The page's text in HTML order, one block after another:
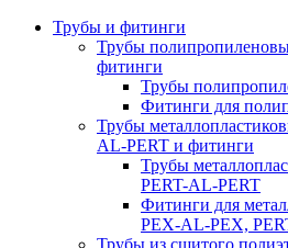
Трубы и фитинги
Трубы
фитинги
Трубы
Фитинги для
Трубы
AL-PERT и фитинги
Трубы
PERT-AL-PERT
Фитинги для
PEX-AL-PEX,
Трубы из сшитого